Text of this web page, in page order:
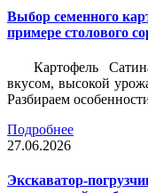
Выбор семенного
примере столового
Картофель
вкусом, высокой
Разбираем
Подробнее
27.06.2026
Экскаватор-